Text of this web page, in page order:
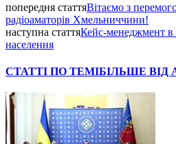
попередня статтяВітаємо з
радіоаматорів Хмельниччини!
наступна статтяКейс-менеджмент в
населення
СТАТТІ ПО ТЕМІБІЛЬШЕ ВІД